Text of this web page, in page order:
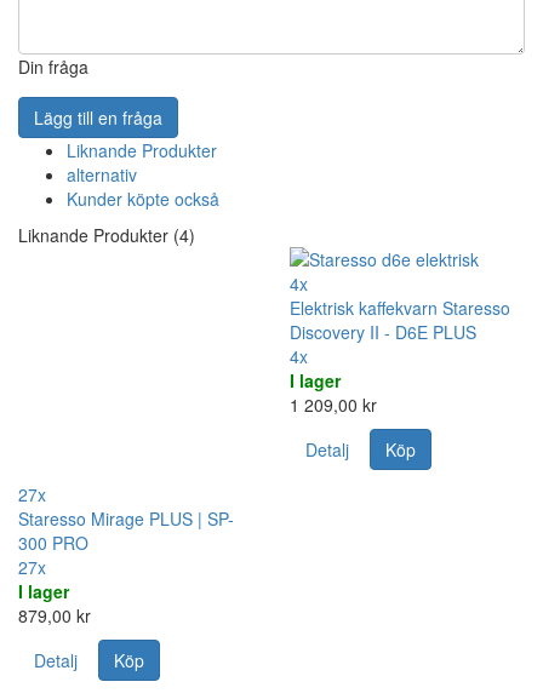
Din fråga
Lägg till en fråga
Liknande Produkter
alternativ
Kunder köpte också
Liknande Produkter (4)
27x
Staresso Mirage PLUS | SP-
300 PRO
27x
I lager
879,00 kr
Detalj
Köp
4x
Elektrisk kaffekvarn Staresso
Discovery II - D6E PLUS
4x
I lager
1 209,00 kr
Detalj
Köp